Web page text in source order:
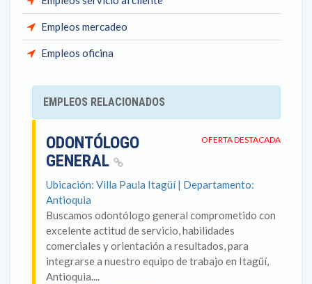
Empleos mercadeo
Empleos oficina
EMPLEOS RELACIONADOS
OFERTA DESTACADA
ODONTÓLOGO
GENERAL
Ubicación: Villa Paula Itagüí | Departamento:
Antioquia
Buscamos odontólogo general comprometido con
excelente actitud de servicio, habilidades
comerciales y orientación a resultados, para
integrarse a nuestro equipo de trabajo en Itagüí,
Antioquia....